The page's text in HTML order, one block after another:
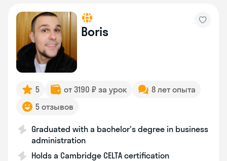
Boris
5 от 3190 ₽ за урок
8 лет опыта
5 отзывов
Graduated with a bachelor's degree in business
administration
Holds a Cambridge CELTA certification